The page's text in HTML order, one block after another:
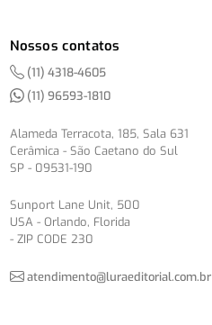
Nossos contatos
(11) 4318-4605
(11) 96593-1810
Alameda Terracota, 185, Sala 631
Cerâmica - São Caetano do Sul
SP - 09531-190
Sunport Lane Unit, 500
USA - Orlando, Florida
- ZIP CODE 230
atendimento@luraeditorial.com.br